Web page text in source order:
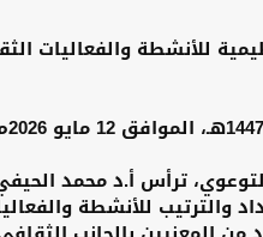
للأنشطة والفعاليات
ترأس أ.د محمد
للأنشطة